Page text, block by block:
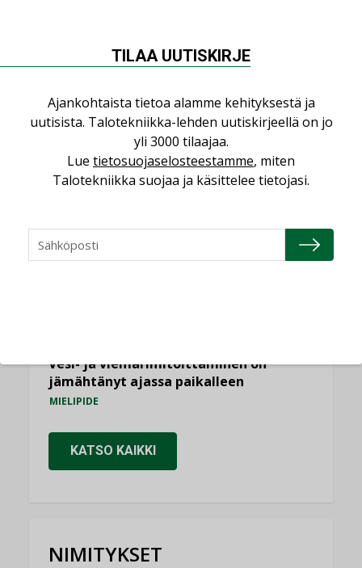
NÄKÖKULMIA
Puheista tekoihin – uusin teknologia
käyttöön kiinteistöissä
Sähköistäminen säästää euroja
KOLUMNI
ilmanvaihtoa
KOLUMNI
Vesi- ja viemärimitoittaminen on
jämähtänyt ajassa paikalleen
MIELIPIDE
KATSO KAIKKI
NIMITYKSET
TILAA UUTISKIRJE
Ajankohtaista tietoa alamme kehityksestä ja
uutisista. Talotekniikka-lehden uutiskirjeellä on jo
yli 3000 tilaajaa.
Lue tietosuojaselosteestamme, miten
Talotekniikka suojaa ja käsittelee tietojasi.